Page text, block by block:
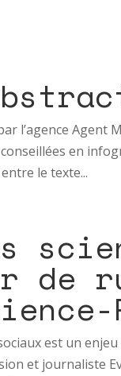
l’agence Agent
en
le texte...
de
est un enjeu
et journaliste